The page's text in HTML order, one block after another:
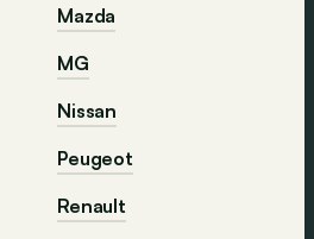
Mazda
MG
Nissan
Peugeot
Renault